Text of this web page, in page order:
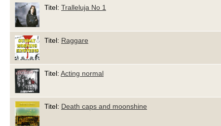
Titel: Tralleluja No 1
Titel: Raggare
Titel: Acting normal
Titel: Death caps and moonshine